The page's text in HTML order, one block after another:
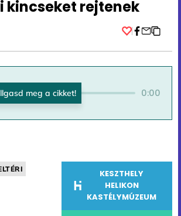
kincseket rejtenek
0:00
KESZTHELY
HELIKON
KASTÉLYMÚZEUM